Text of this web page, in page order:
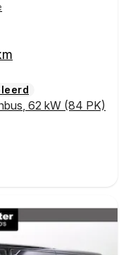
, 62 kW (84 PK)